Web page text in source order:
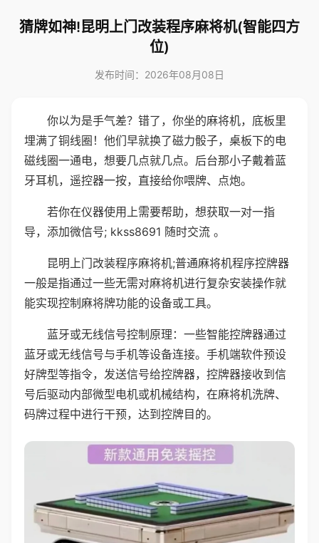
猜牌如神!昆明上门改装程序麻将机(智能四方
位)
发布时间：2026年08月08日
你以为是手气差？错了，你坐的麻将机，底板里
埋满了铜线圈！他们早就换了磁力骰子，桌板下的电
磁线圈一通电，想要几点就几点。后台那小子戴着蓝
牙耳机，遥控器一按，直接给你喂牌、点炮。
若你在仪器使用上需要帮助，想获取一对一指
导，添加微信号; kkss8691 随时交流 。
昆明上门改装程序麻将机;普通麻将机程序控牌器
一般是指通过一些无需对麻将机进行复杂安装操作就
能实现控制麻将牌功能的设备或工具。
蓝牙或无线信号控制原理：一些智能控牌器通过
蓝牙或无线信号与手机等设备连接。手机端软件预设
好牌型等指令，发送信号给控牌器，控牌器接收到信
号后驱动内部微型电机或机械结构，在麻将机洗牌、
码牌过程中进行干预，达到控牌目的。